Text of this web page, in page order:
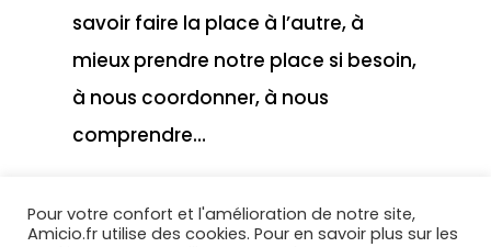
savoir faire la place à l’autre, à
mieux prendre notre place si besoin,
à nous coordonner, à nous
comprendre…
approprié d’évoquer ces moments
Pour votre confort et l'amélioration de notre site,
Amicio.fr utilise des cookies. Pour en savoir plus sur les